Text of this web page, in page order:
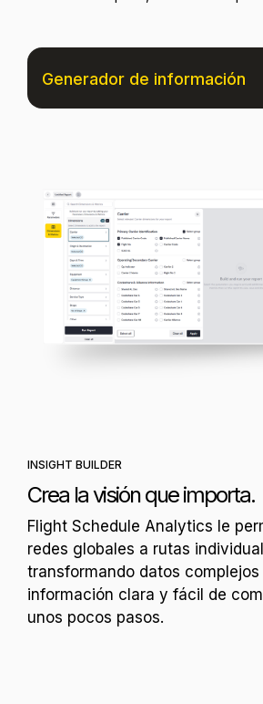
Generador de información
INSIGHT BUILDER
Crea la visión que importa.
Flight Schedule Analytics le
redes globales a rutas
transformando datos
información clara y fácil de
unos pocos pasos.